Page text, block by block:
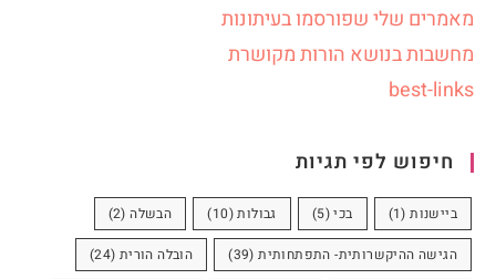
מאמרים שלי שפורסמו בעיתונות
מחשבות בנושא הורות מקושרת
best-links
חיפוש לפי תגיות
ביישנות(1) בכי(5) גבולות(10) הבשלה(2)
הגישה ההיקשרותית- התפתחותית(39) הובלה הורית (24)